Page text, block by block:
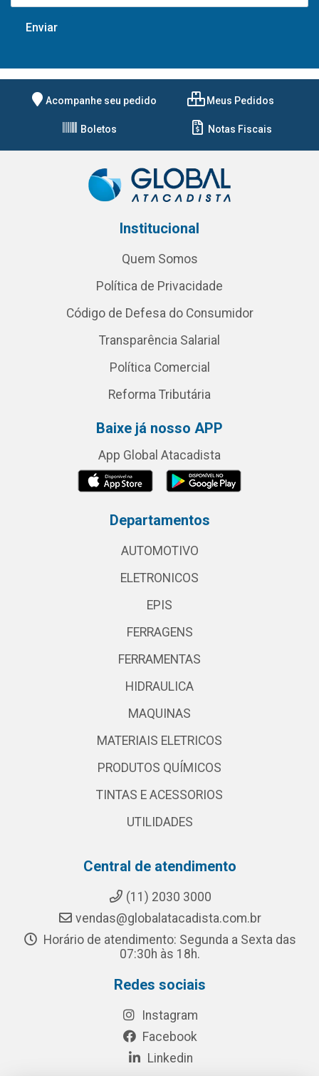
Acompanhe seu pedido Meus Pedidos
Boletos Notas Fiscais
Institucional
Quem Somos
Política de Privacidade
Código de Defesa do Consumidor
Transparência Salarial
Política Comercial
Reforma Tributária
Baixe já nosso APP
App Global Atacadista
Departamentos
AUTOMOTIVO
ELETRONICOS
EPIS
FERRAGENS
FERRAMENTAS
HIDRAULICA
MAQUINAS
MATERIAIS ELETRICOS
PRODUTOS QUÍMICOS
TINTAS E ACESSORIOS
UTILIDADES
Central de atendimento
(11) 2030 3000
vendas@globalatacadista.com.br
Horário de atendimento: Segunda a Sexta das
07:30h às 18h.
Redes sociais
Instagram
Facebook
Linkedin